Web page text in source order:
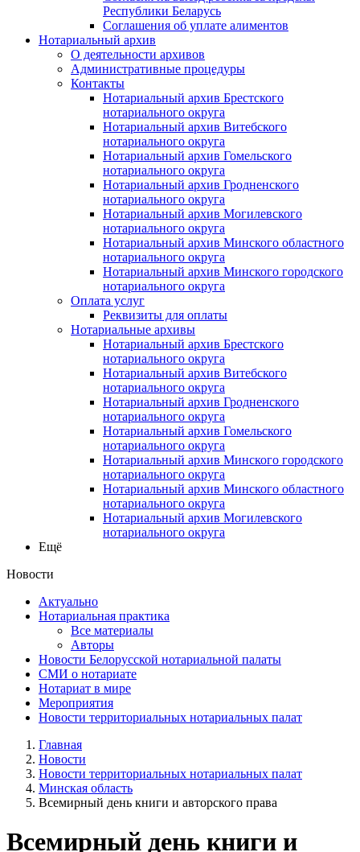
Республики Беларусь
Соглашения об уплате алиментов
Нотариальный архив
О деятельности архивов
Административные процедуры
Контакты
Нотариальный архив Брестского
нотариального округа
Нотариальный архив Витебского
нотариального округа
Нотариальный архив Гомельского
нотариального округа
Нотариальный архив Гродненского
нотариального округа
Нотариальный архив Могилевского
нотариального округа
Нотариальный архив Минского областного
нотариального округа
Нотариальный архив Минского городского
нотариального округа
Оплата услуг
Реквизиты для оплаты
Нотариальные архивы
Нотариальный архив Брестского
нотариального округа
Нотариальный архив Витебского
нотариального округа
Нотариальный архив Гродненского
нотариального округа
Нотариальный архив Гомельского
нотариального округа
Нотариальный архив Минского городского
нотариального округа
Нотариальный архив Минского областного
нотариального округа
Нотариальный архив Могилевского
нотариального округа
Ещё
Новости
Актуально
Нотариальная практика
Все материалы
Авторы
Новости Белорусской нотариальной палаты
СМИ о нотариате
Нотариат в мире
Мероприятия
Новости территориальных нотариальных палат
Главная
Новости
Новости территориальных нотариальных палат
Минская область
Всемирный день книги и авторского права
Всемирный день книги и